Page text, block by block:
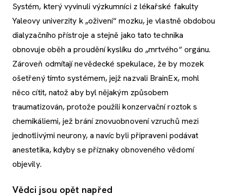
Systém, který vyvinuli výzkumníci z lékařské fakulty
Yaleovy univerzity k „oživení“ mozku, je vlastně obdobou
dialyzačního přístroje a stejně jako tato technika
obnovuje oběh a proudění kyslíku do „mrtvého“ orgánu.
Zároveň odmítají nevědecké spekulace, že by mozek
ošetřený tímto systémem, jejž nazvali BrainEx, mohl
něco cítit, natož aby byl nějakým způsobem
traumatizován, protože použili konzervační roztok s
chemikáliemi, jež brání znovuobnovení vzruchů mezi
jednotlivými neurony, a navíc byli připraveni podávat
anestetika, kdyby se příznaky obnoveného vědomí
objevily.
Vědci jsou opět napřed